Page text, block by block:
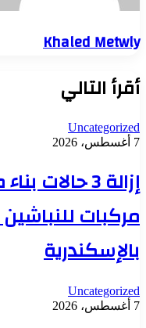
Khaled Metwly
أقرأ التالي
Uncategorized
7 أغسطس، 2026
إزالة 3
مركبات
بالإسكندرية
Uncategorized
7 أغسطس، 2026